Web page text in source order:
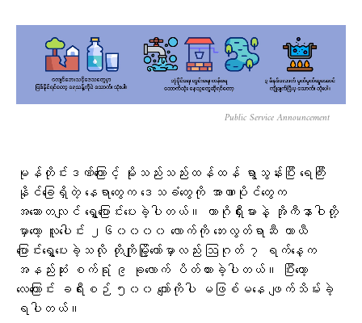
Public Service Announcement
မုန်တိုင်းဒဏ်ကြောင့် မိုးသည်းသည်းထန်ထန် ရွာသွန်းပြီး ရေကြီး
နိုင်ခြေရှိတဲ့ နေရာတွေက ဒေသခံတွေကို အာဏာပိုင်တွေက
အဆောတလျင် ရွှေ့ပြောင်းပေးခဲ့ပါတယ်။ ကာဂိုရှီးမားနဲ့ အိုကီနာဝါတို့
မှာတော့ လူပေါင်း ၂၆၀၀၀၀ လောက်ကို ဘေးလွတ်ရာဆီ ယာယီ
ပြောင်းရွှေ့ပေးခဲ့သလို တိုကျိုမြို့တော်မှာလည်း ဩဂုတ် ၇ ရက်နေ့က
အနည်းဆုံး စက်ရုံ ၉ ခုလောက် ပိတ်ထားခဲ့ပါတယ်။ ပြီးတော့
လေကြောင်း ခရီးစဉ် ၅၀၀ ကျော်ကိုပါ မဖြစ်မနေ ဖျက်သိမ်းခဲ့
ရပါတယ်။